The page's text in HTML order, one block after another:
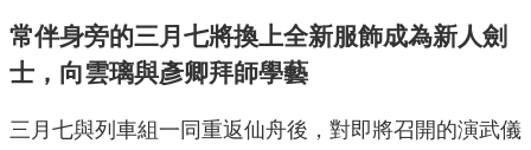
常伴身旁的三月七將換上全新服飾成為新人劍
士，向雲璃與彥卿拜師學藝
三月七與列車組一同重返仙舟後，對即將召開的演武儀